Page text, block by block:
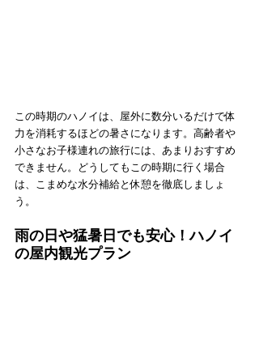
この時期のハノイは、屋外に数分いるだけで体
力を消耗するほどの暑さになります。高齢者や
小さなお子様連れの旅行には、あまりおすすめ
できません。どうしてもこの時期に行く場合
は、こまめな水分補給と休憩を徹底しましょ
う。
雨の日や猛暑日でも安心！ハノイ
の屋内観光プラン